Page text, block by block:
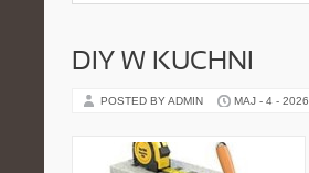
DIY W KUCHNI
POSTED BY ADMIN MAJ - 4 - 2026